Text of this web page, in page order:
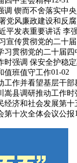
调 锲而不舍落实中
党风廉政建设和反
平发表重要讲话 李
宣传贯彻党的二十
贯彻党的二十届
时强调 保安全护稳
值班值守工作01-02
工作并看望基层干
嵩县调研推动工作
经济和社会发展第
第十次全体会议公报